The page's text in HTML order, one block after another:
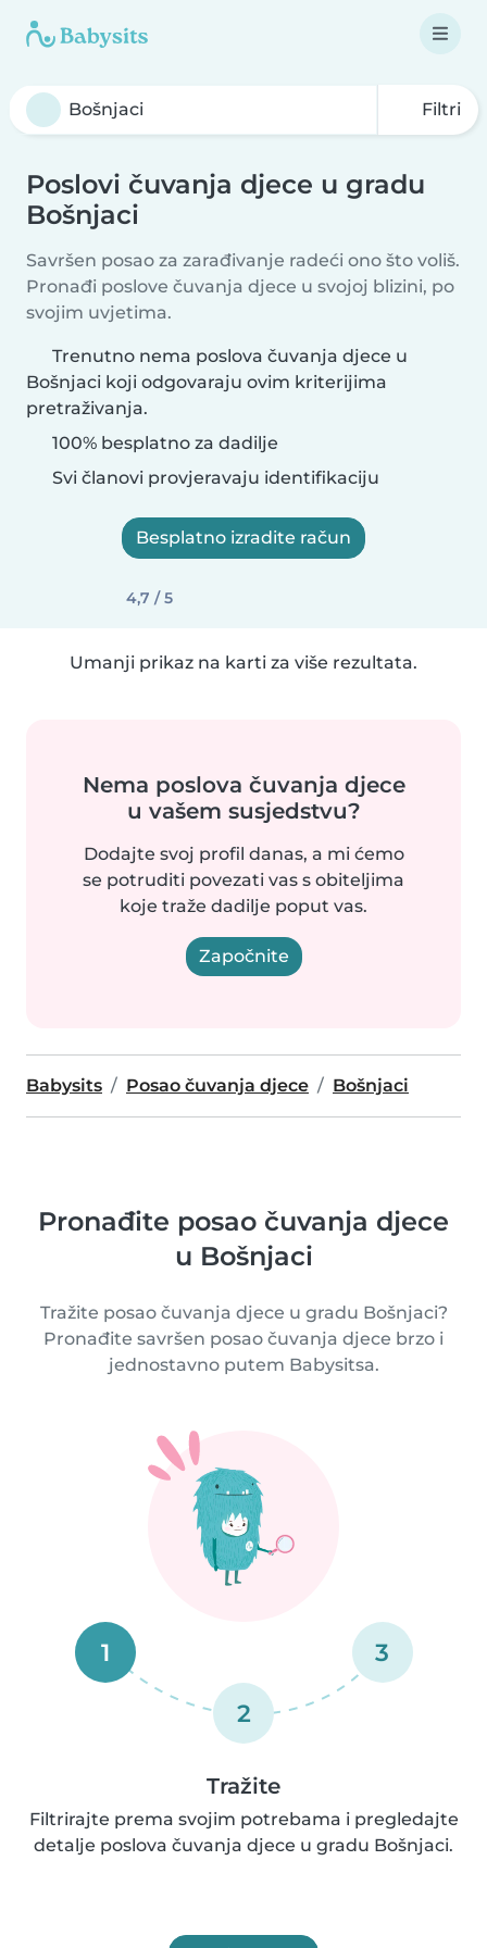
Filtri
Poslovi čuvanja djece u gradu
Bošnjaci
Savršen posao za zarađivanje radeći ono što voliš.
Pronađi poslove čuvanja djece u svojoj blizini, po
svojim uvjetima.
Trenutno nema poslova čuvanja djece u
Bošnjaci koji odgovaraju ovim kriterijima
pretraživanja.
100% besplatno za dadilje
Svi članovi provjeravaju identifikaciju
Besplatno izradite račun
4,7 / 5
Umanji prikaz na karti za više rezultata.
Nema poslova čuvanja djece
u vašem susjedstvu?
Dodajte svoj profil danas, a mi ćemo
se potruditi povezati vas s obiteljima
koje traže dadilje poput vas.
Započnite
Babysits Posao čuvanja djece Bošnjaci
Pronađite posao čuvanja djece
u Bošnjaci
Tražite posao čuvanja djece u gradu Bošnjaci?
Pronađite savršen posao čuvanja djece brzo i
jednostavno putem Babysitsa.
1
2
3
Tražite
Filtrirajte prema svojim potrebama i pregledajte
detalje poslova čuvanja djece u gradu Bošnjaci.